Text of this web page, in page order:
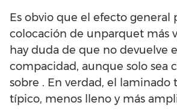
Es obvio que el efecto general
colocación de unparquet más
hay duda de que no devuelve
compacidad, aunque solo sea
sobre . En verdad, el
típico, menos lleno y más